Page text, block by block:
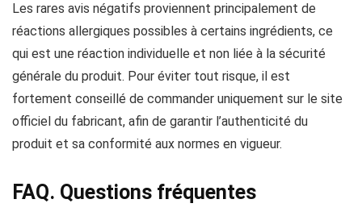
Les rares avis négatifs proviennent principalement de
réactions allergiques possibles à certains ingrédients, ce
qui est une réaction individuelle et non liée à la sécurité
générale du produit. Pour éviter tout risque, il est
fortement conseillé de commander uniquement sur le site
officiel du fabricant, afin de garantir l’authenticité du
produit et sa conformité aux normes en vigueur.
FAQ. Questions fréquentes